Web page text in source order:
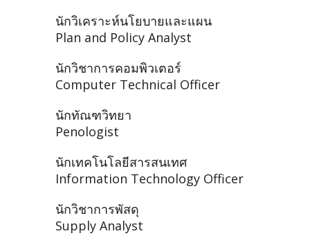
นักวิเคราะห์นโยบายและแผน
Plan and Policy Analyst
นักวิชาการคอมพิวเตอร์
Computer Technical Officer
นักทัณฑวิทยา
Penologist
นักเทคโนโลยีสารสนเทศ
Information Technology Officer
นักวิชาการพัสดุ
Supply Analyst